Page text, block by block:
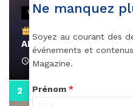
VIDEOS
Remerciements à
AMINA, le Magazine de
April 1, 2022
Ne manquez
Soyez au courant des
événements et
Magazine.
Prénom *